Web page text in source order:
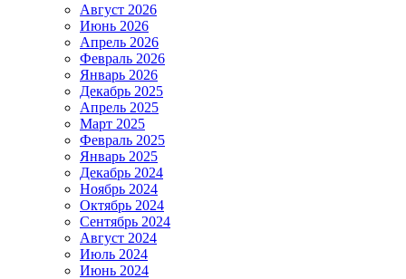
Август 2026
Июнь 2026
Апрель 2026
Февраль 2026
Январь 2026
Декабрь 2025
Апрель 2025
Март 2025
Февраль 2025
Январь 2025
Декабрь 2024
Ноябрь 2024
Октябрь 2024
Сентябрь 2024
Август 2024
Июль 2024
Июнь 2024